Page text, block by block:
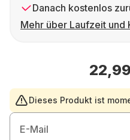
Danach kostenlos
Mehr über Laufzeit und
Dieses Produkt ist
E-Mail